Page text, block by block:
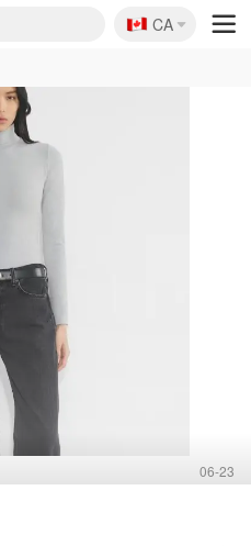
🇨🇦
CA
06-23